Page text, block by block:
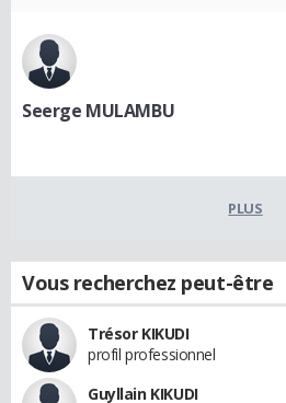
Seerge MULAMBU
PLUS
Vous recherchez peut-être
Trésor KIKUDI
profil professionnel
Guyllain KIKUDI